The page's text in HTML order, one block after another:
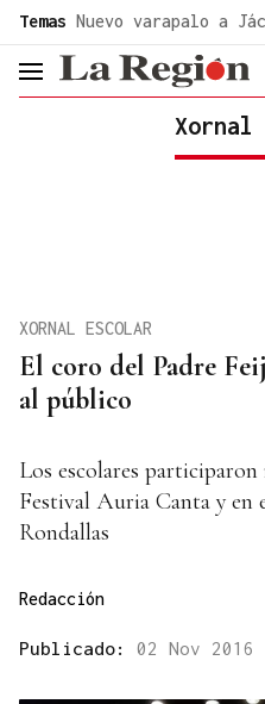
Temas Nuevo varapalo a
header.menu.open
Xornal
El coro del Padre
al público
XORNAL ESCOLAR
Los escolares
Festival Auria Canta y en
Rondallas
Redacción
Publicado: 02 Nov